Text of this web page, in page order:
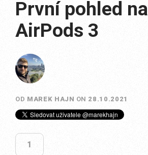
První pohled na
AirPods 3
OD MAREK HAJN ON 28.10.2021
1